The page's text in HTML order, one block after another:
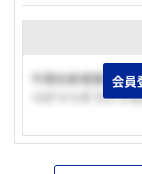
今現在新規事業を
つけつつそういう
会員